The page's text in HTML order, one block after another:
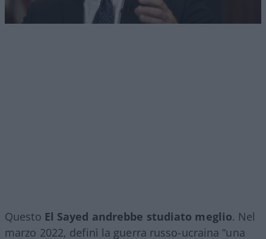
Questo El Sayed andrebbe studiato meglio. Nel
marzo 2022, definì la guerra russo-ucraina “una